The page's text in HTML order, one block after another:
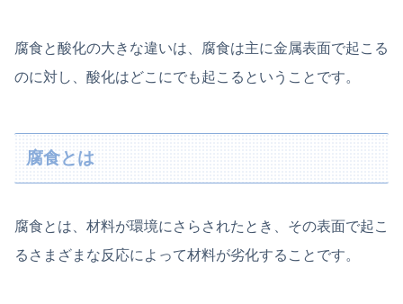
腐食と酸化の大きな違いは、腐食は主に金属表面で起こる
のに対し、酸化はどこにでも起こるということです。
腐食とは
腐食とは、材料が環境にさらされたとき、その表面で起こ
るさまざまな反応によって材料が劣化することです。